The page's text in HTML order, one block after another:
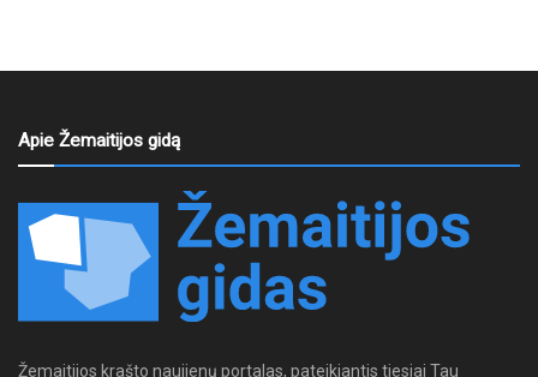
Apie Žemaitijos gidą
Žemaitijos krašto naujienų portalas, pateikiantis tiesiai Tau